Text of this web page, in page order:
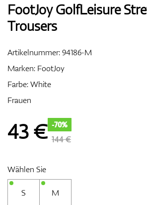
Entfernungsmesser &
FootJoy GolfLeisure
Trousers
Artikelnummer:94186-M
Marken: FootJoy
Farbe: White
Frauen
43€ -70%
144 €
Wählen Sie
S M